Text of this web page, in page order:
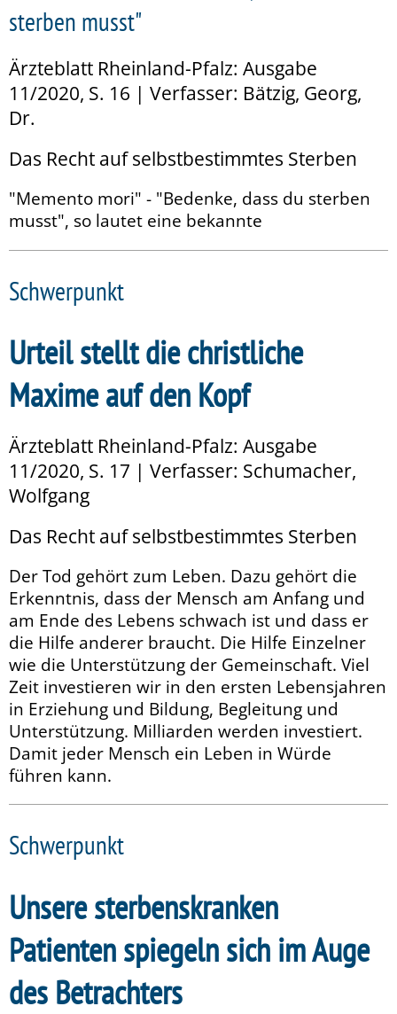
sterben musst"
Ärzteblatt Rheinland-Pfalz: Ausgabe
11/2020, S. 16 | Verfasser: Bätzig, Georg,
Dr.
Das Recht auf selbstbestimmtes Sterben
"Memento mori" - "Bedenke, dass du sterben
musst", so lautet eine bekannte
Schwerpunkt
Urteil stellt die christliche
Maxime auf den Kopf
Ärzteblatt Rheinland-Pfalz: Ausgabe
11/2020, S. 17 | Verfasser: Schumacher,
Wolfgang
Das Recht auf selbstbestimmtes Sterben
Der Tod gehört zum Leben. Dazu gehört die
Erkenntnis, dass der Mensch am Anfang und
am Ende des Lebens schwach ist und dass er
die Hilfe anderer braucht. Die Hilfe Einzelner
wie die Unterstützung der Gemeinschaft. Viel
Zeit investieren wir in den ersten Lebensjahren
in Erziehung und Bildung, Begleitung und
Unterstützung. Milliarden werden investiert.
Damit jeder Mensch ein Leben in Würde
führen kann.
Schwerpunkt
Unsere sterbenskranken
Patienten spiegeln sich im Auge
des Betrachters